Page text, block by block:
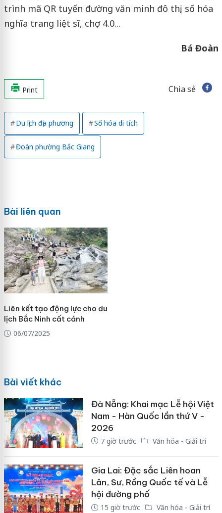
trình mã QR tuyến đường văn minh đô thị, số hóa
nghĩa trang liệt sĩ, chợ 4.0...
Bá Đoàn
Print Chia sẻ
Du lịch địa phương Số hóa di tích
Đoàn phường Bắc Giang
Bài liên quan
Liên kết tạo động lực cho du
lịch Bắc Ninh cất cánh
06/07/2025
Bài viết khác
Đà Nẵng: Khai mạc Lễ hội Việt
Nam - Hàn Quốc lần thứ V -
2026
7 giờ trước Văn hóa - Giải trí
Gia Lai: Đặc sắc Liên hoan
Lân, Sư, Rồng Quốc tế và Lễ
hội đường phố
15 giờ trước Văn hóa - Giải trí